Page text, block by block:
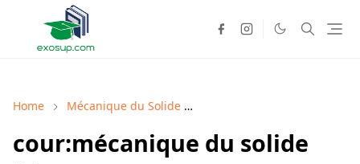
Home Mécanique du Solide
cour:mécanique du solide